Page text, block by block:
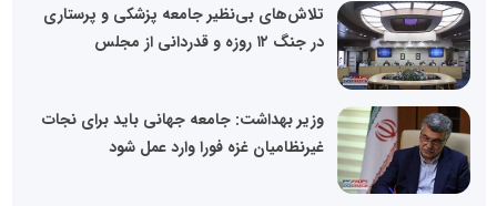
تلاش‌های بی‌نظیر جامعه پزشکی و پرستاری
در جنگ ۱۲ روزه و قدردانی از مجلس
وزیر بهداشت: جامعه جهانی باید برای نجات
غیرنظامیان غزه فورا وارد عمل شود